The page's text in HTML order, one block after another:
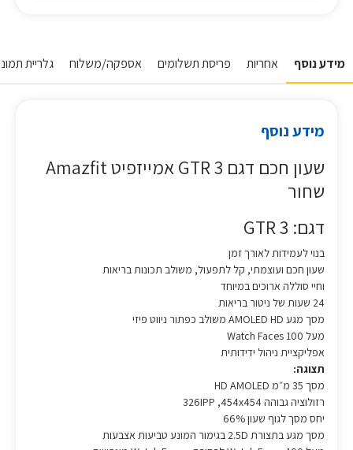
מידע נוסף אחריות פריסת תשלומים אספקה/משלוח גלריית
מידע נוסף
שעון חכם דגם GTR 3 אמייזפיט Amazfit
שחור
דגם: GTR 3
בנוי לעמידות לאורך זמן
שעון חכם ועוצמתי, קל לתפעול, משולב תכונות בריאות
וחיי סוללה ארוכים במיוחד
24 שעות של ניטור בריאות
מסך מגע AMOLED HD משולב כפתור ניווט פיזי
מעל 100 Watch Faces
אפליקציית ניהול ידידותית
תצוגה:
מסך 35 מ״מ HD AMOLED
רזולוציה גבוהה 326IPP ,454x454
יחס מסך לגוף שעון 66%
מסך מגע בתצורת 2.5D בגימור המונע טביעות אצבעות